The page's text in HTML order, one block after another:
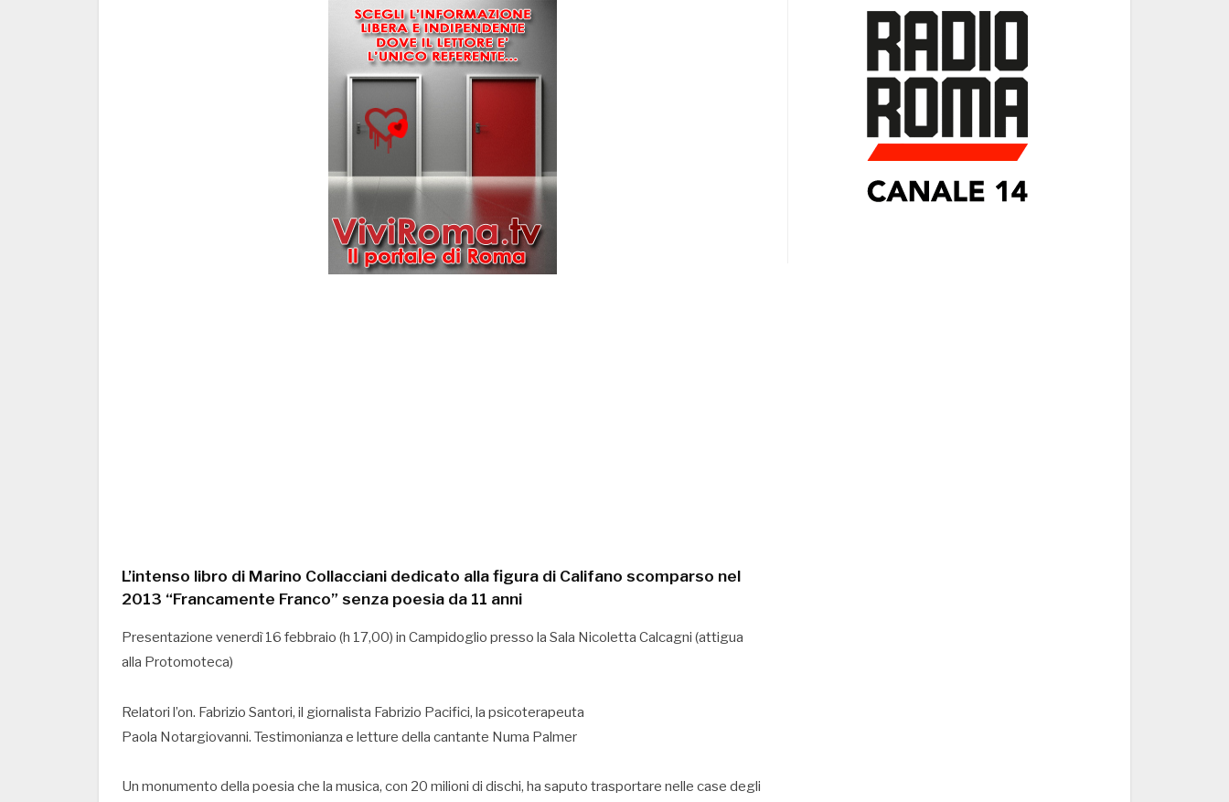
L’intenso libro di Marino Collacciani dedicato alla figura di Califano scomparso nel
2013 “Francamente Franco” senza poesia da 11 anni
Presentazione venerdì 16 febbraio (h 17,00) in Campidoglio presso la Sala Nicoletta Calcagni (attigua
alla Protomoteca)
Relatori l’on. Fabrizio Santori, il giornalista Fabrizio Pacifici, la psicoterapeuta
Paola Notargiovanni. Testimonianza e letture della cantante Numa Palmer
Un monumento della poesia che la musica, con 20 milioni di dischi, ha saputo trasportare nelle case degli